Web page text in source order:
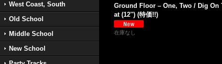
West Coast, South
Old School
Middle School
New School
Ground Floor – One, Two / Dig On
at (12'') (特価!!)
在庫なし